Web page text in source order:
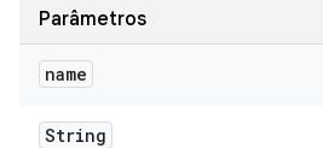
Parâmetros
name
String